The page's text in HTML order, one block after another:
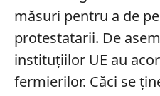
măsuri pentru a de
protestatarii. De
instituțiilor UE au
fermierilor. Căci se